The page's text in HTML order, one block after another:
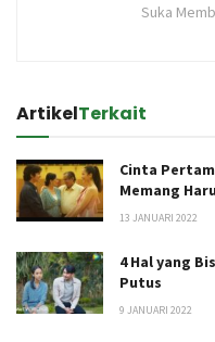
Suka
ArtikelTerkait
Cinta
Memang
13 JANUARI 2022
4 Hal yang
Putus
9 JANUARI 2022